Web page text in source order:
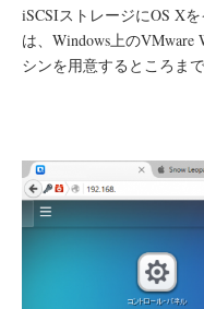
iSCSIストレージにOS X
は、Windows上のVMware
シンを用意するところま